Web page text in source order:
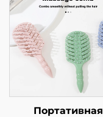
Портативная